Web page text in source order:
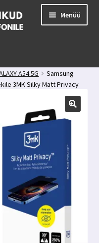
Menüü
A54 5G
Samsung
3MK Silky Matt Privacy